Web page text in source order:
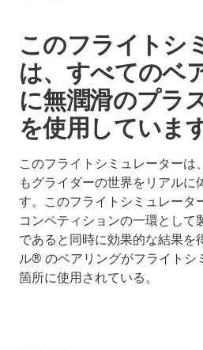
このフライトシ
は、すべてのベ
に無潤滑のプラ
を使用しています
このフライトシミュレーターは
もグライダーの世界をリアルに
す。このフライトシミュレータ
コンペティションの一環として
であると同時に効果的な結果を
ル® のベアリングがフライトシ
箇所に使用されている。